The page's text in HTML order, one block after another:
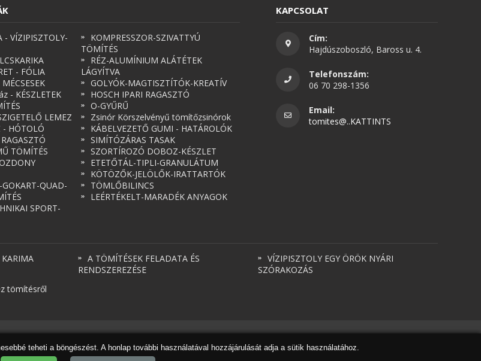
- VÍZIPISZTOLY-
- FÓLIA
- KÉSZLETEK
LEMEZ
- HÓTOLÓ
TÖMÍTÉS
GOKART-QUAD-
SPORT-
KOMPRESSZOR-SZIVATTYÚ
TÖMÍTÉS
RÉZ-ALUMÍNIUM ALÁTÉTEK
LÁGYÍTVA
GOLYÓK-MAGTISZTÍTÓK-KREATÍV
HOSCH IPARI RAGASZTÓ
O-GYŰRŰ
Zsinór Körszelvényű tömítőzsinórok
KÁBELVEZETŐ GUMI - HATÁROLÓK
SIMÍTÓZÁRAS TASAK
SZORTÍROZÓ DOBOZ-KÉSZLET
ETETŐTÁL-TIPLI-GRANULÁTUM
KÖTÖZŐK-JELÖLŐK-IRATTARTÓK
TÖMLŐBILINCS
LEÉRTÉKELT-MARADÉK ANYAGOK
KAPCSOLAT
Cím:
Hajdúszoboszló, Baross u. 4.
Telefonszám:
06 70 298-1356
Email:
tomites@..KATTINTS
A TÖMÍTÉSEK FELADATA ÉS
RENDSZEREZÉSE
VÍZIPISZTOLY EGY ÖRÖK NYÁRI
SZÓRAKOZÁS
tömítésről
Honlapkészítés,webdesign,keresőoptimalizálás
teheti a böngészést. A honlap további használatával hozzájárulását adja a sütik használatához.